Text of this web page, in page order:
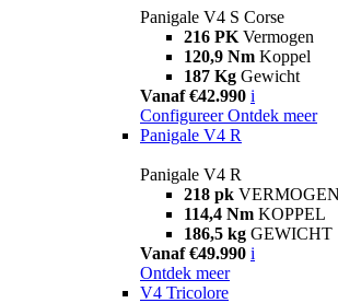
Panigale V4 S Corse
216 PK Vermogen
120,9 Nm Koppel
187 Kg Gewicht
Vanaf €42.990 i
Configureer Ontdek meer
Panigale V4 R
Panigale V4 R
218 pk VERMOGEN
114,4 Nm KOPPEL
186,5 kg GEWICHT
Vanaf €49.990 i
Ontdek meer
V4 Tricolore